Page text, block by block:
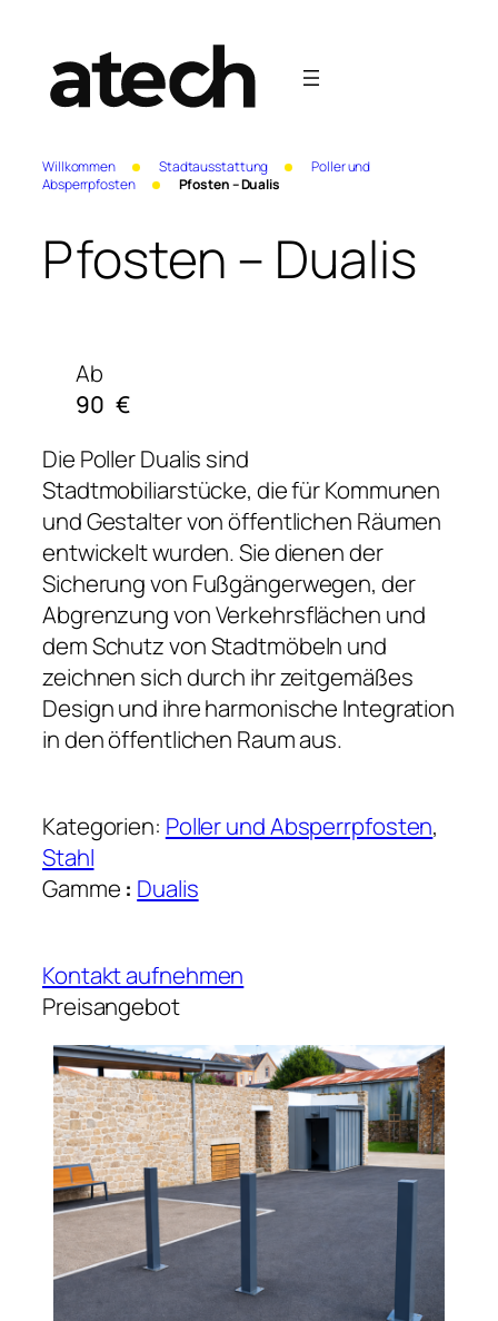
Willkommen Stadtausstattung
Poller und
Absperrpfosten
Pfosten – Dualis
Pfosten – Dualis
Ab
90 €
Die Poller Dualis sind
Stadtmobiliarstücke, die für Kommunen
und Gestalter von öffentlichen Räumen
entwickelt wurden. Sie dienen der
Sicherung von Fußgängerwegen, der
Abgrenzung von Verkehrsflächen und
dem Schutz von Stadtmöbeln und
zeichnen sich durch ihr zeitgemäßes
Design und ihre harmonische Integration
in den öffentlichen Raum aus.
Kategorien: Poller und Absperrpfosten
Stahl
Gamme : Dualis
Kontakt aufnehmen
Preisangebot